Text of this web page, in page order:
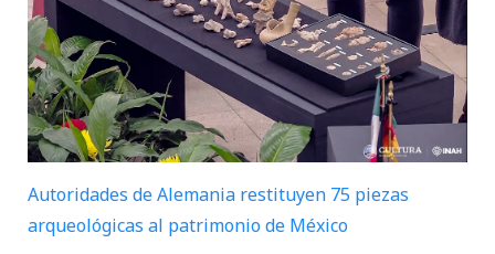
Autoridades de Alemania restituyen 75 piezas
arqueológicas al patrimonio de México